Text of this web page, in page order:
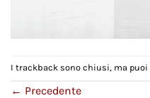
I trackback sono chiusi, ma puoi
← Precedente